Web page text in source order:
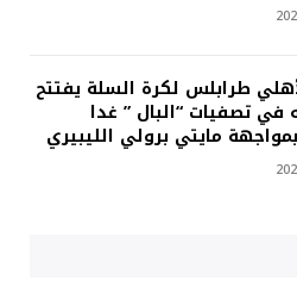
طرابلس لكرة السلة يفتتح
في تصفيات “البال ” غدا
بمواجهة مايتي برولي الليبيري